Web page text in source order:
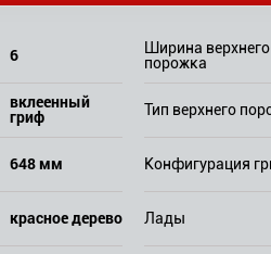
6
вклеенный
гриф
648 мм
красное дерево
Ширина верхнего
порожка
Тип верхнего
Конфигурация
Лады